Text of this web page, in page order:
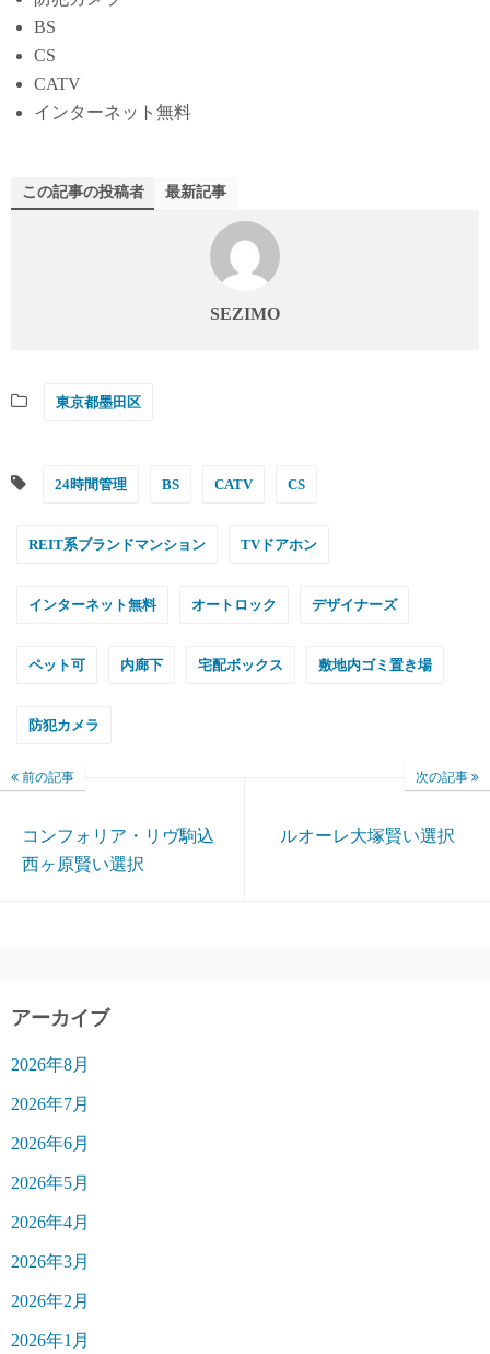
BS
CS
CATV
インターネット無料
この記事の投稿者 最新記事
SEZIMO
東京都墨田区
24時間管理 BS CATV CS
REIT系ブランドマンション TVドアホン
インターネット無料 オートロック デザイナーズ
ペット可 内廊下 宅配ボックス 敷地内ゴミ置き場
防犯カメラ
前の記事
コンフォリア・リヴ駒込
西ヶ原賢い選択
次の記事
ルオーレ大塚賢い選択
アーカイブ
2026年8月
2026年7月
2026年6月
2026年5月
2026年4月
2026年3月
2026年2月
2026年1月